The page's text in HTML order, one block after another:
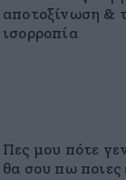
αποτοξίνωση &
ισορροπία
Πες μου πότε
θα σου πω ποιες